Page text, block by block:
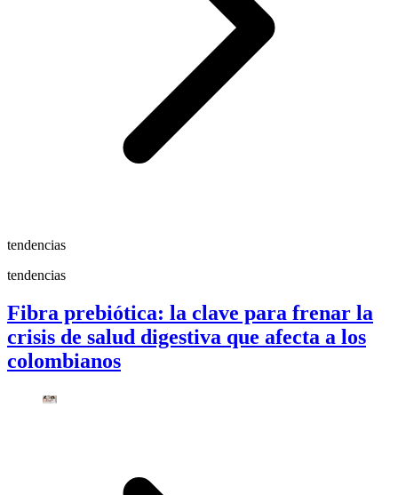
tendencias
tendencias
Fibra prebiótica: la clave para frenar la
crisis de salud digestiva que afecta a los
colombianos